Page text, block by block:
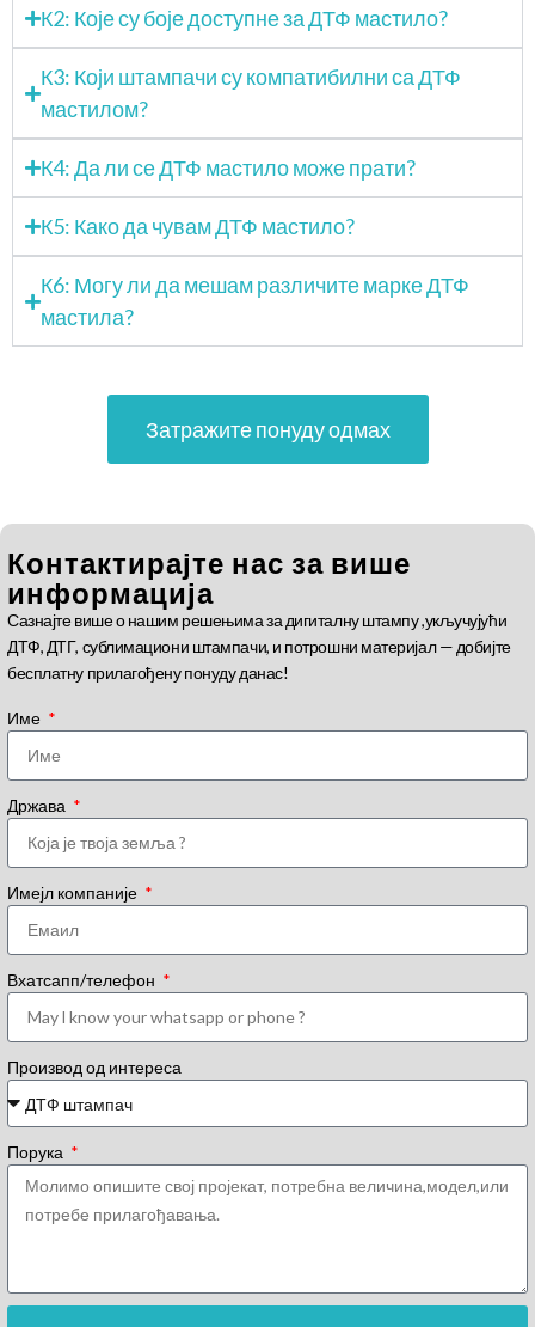
К2: Које су боје доступне за ДТФ мастило?
К3: Који штампачи су компатибилни са ДТФ
мастилом?
К4: Да ли се ДТФ мастило може прати?
К5: Како да чувам ДТФ мастило?
К6: Могу ли да мешам различите марке ДТФ
мастила?
Затражите понуду одмах
Контактирајте нас за више
информација
Сазнајте више о нашим решењима за дигиталну штампу ,укључујући
ДТФ, ДТГ, сублимациони штампачи, и потрошни материјал — добијте
бесплатну прилагођену понуду данас!
Име
Држава
Имејл компаније
Вхатсапп/телефон
Производ од интереса
Порука